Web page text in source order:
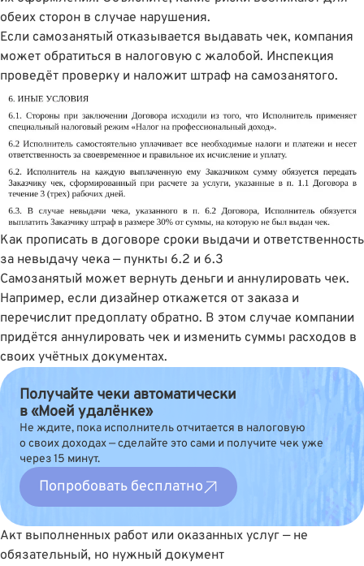
обеих сторон в случае нарушения.
Если самозанятый отказывается выдавать чек, компания
может обратиться в налоговую с жалобой. Инспекция
проведëт проверку и наложит штраф на самозанятого.
Как прописать в договоре сроки выдачи и ответственность
за невыдачу чека — пункты 6.2 и 6.3
Самозанятый может вернуть деньги и аннулировать чек.
Например, если дизайнер откажется от заказа и
перечислит предоплату обратно. В этом случае компании
придëтся аннулировать чек и изменить суммы расходов в
своих учётных документах.
Получайте чеки автоматически
в «Моей удалёнке»
Не ждите, пока исполнитель отчитается в налоговую
о своих доходах — сделайте это сами и получите чек уже
через 15 минут.
Попробовать бесплатно
Акт выполненных работ или оказанных услуг — не
обязательный, но нужный документ